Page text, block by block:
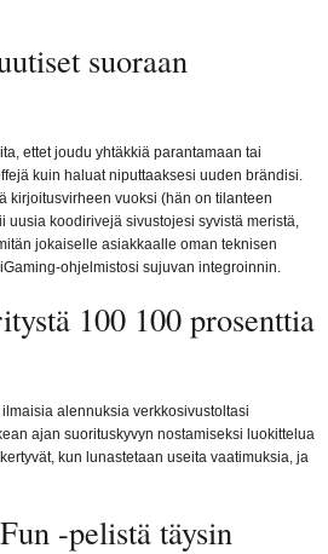
suoraan
ettet joudu yhtäkkiä parantamaan tai
kuin haluat niputtaaksesi uuden brändisi.
kirjoitusvirheen vuoksi (hän ​​on tilanteen
uusia koodirivejä sivustojesi syvistä meristä,
jokaiselle asiakkaalle oman teknisen
ohjelmistosi sujuvan integroinnin.
100 100 prosenttia
​​alennuksia verkkosivustoltasi
ajan suorituskyvyn nostamiseksi luokittelua
kun lunastetaan useita vaatimuksia, ja
-pelistä täysin